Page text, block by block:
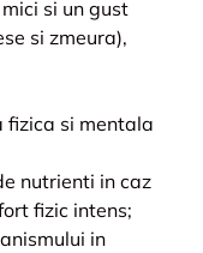
si un gust
si zmeura),
fizica si mentala
nutrienti in caz
fizic intens;
in